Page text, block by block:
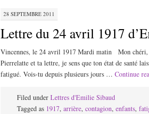
28 SEPTEMBRE 2011
Lettre du 24 avril 1917
Vincennes, le 24 avril 1917 Mardi matin Mon chéri,
Pierrelatte et ta lettre, je sens que ton état de santé
fatigué. Vois-tu depuis plusieurs jours … Continue
Filed under Lettres d'Emilie Sibaud
Tagged as 1917, arrière, contagion, enfants,